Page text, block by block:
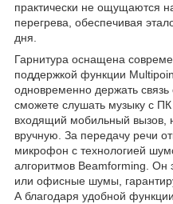
практически не ощущаются
перегрева, обеспечивая
дня.
Гарнитура оснащена
поддержкой функции
одновременно держать
сможете слушать музыку с ПК
входящий мобильный вызов,
вручную. За передачу речи
микрофон с технологией
алгоритмов Beamforming.
или офисные шумы,
А благодаря удобной функции